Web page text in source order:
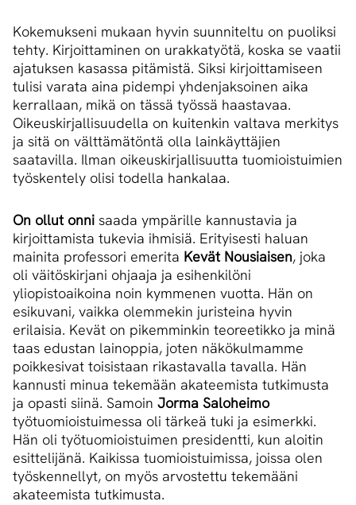
Kokemukseni mukaan hyvin suunniteltu on puoliksi
tehty. Kirjoittaminen on urakkatyötä, koska se vaatii
ajatuksen kasassa pitämistä. Siksi kirjoittamiseen
tulisi varata aina pidempi yhdenjaksoinen aika
kerrallaan, mikä on tässä työssä haastavaa.
Oikeuskirjallisuudella on kuitenkin valtava merkitys
ja sitä on välttämätöntä olla lainkäyttäjien
saatavilla. Ilman oikeuskirjallisuutta tuomioistuimien
työskentely olisi todella hankalaa.
On ollut onni saada ympärille kannustavia ja
kirjoittamista tukevia ihmisiä. Erityisesti haluan
mainita professori emerita Kevät Nousiaisen, joka
oli väitöskirjani ohjaaja ja esihenkilöni
yliopistoaikoina noin kymmenen vuotta. Hän on
esikuvani, vaikka olemmekin juristeina hyvin
erilaisia. Kevät on pikemminkin teoreetikko ja minä
taas edustan lainoppia, joten näkökulmamme
poikkesivat toisistaan rikastavalla tavalla. Hän
kannusti minua tekemään akateemista tutkimusta
ja opasti siinä. Samoin Jorma Saloheimo
työtuomioistuimessa oli tärkeä tuki ja esimerkki.
Hän oli työtuomioistuimen presidentti, kun aloitin
esittelijänä. Kaikissa tuomioistuimissa, joissa olen
työskennellyt, on myös arvostettu tekemääni
akateemista tutkimusta.